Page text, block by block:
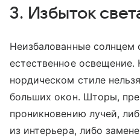
3. Избыток
Неизбалованные солнцем
естественное освещение.
нордическом стиле
больших окон. Шторы,
проникновению лучей,
из интерьера, либо